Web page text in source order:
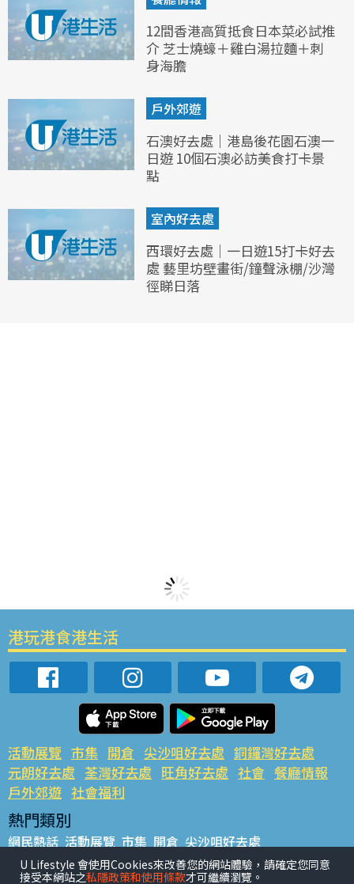
12間香港高質抵食日本菜必試推
介 芝士燒蠔＋雞白湯拉麵＋刺
身海膽
戶外郊遊
石澳好去處｜港島後花園石澳一
日遊 10個石澳必訪美食打卡景
點
室內好去處
西環好去處｜一日遊15打卡好去
處 藝里坊壁畫街/鐘聲泳棚/沙灣
徑睇日落
港玩港食港生活
活動展覽 市集 開倉 尖沙咀好去處 銅鑼灣好去處
元朗好去處 荃灣好去處 旺角好去處 社會 餐廳情報
戶外郊遊 社會福利
熱門類別
網民熱話 活動展覽 市集 開倉 尖沙咀好去處
銅鑼灣好去處 元朗好去處 荃灣好去處 旺角好去處 社會
餐廳情報 戶外郊遊
U Lifestyle 會使用Cookies來改善您的網站體驗，請確定您同意
接受本網站之私隱政策和使用條款才可繼續瀏覽。